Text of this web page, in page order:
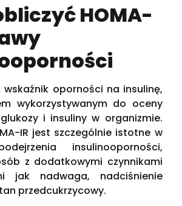
HOMA-
wskaźnik oporności na insulinę,
wykorzystywanym do oceny
i insuliny w organizmie.
IR jest szczególnie istotne w
insulinooporności,
z dodatkowymi czynnikami
jak nadwaga, nadciśnienie
przedcukrzycowy.